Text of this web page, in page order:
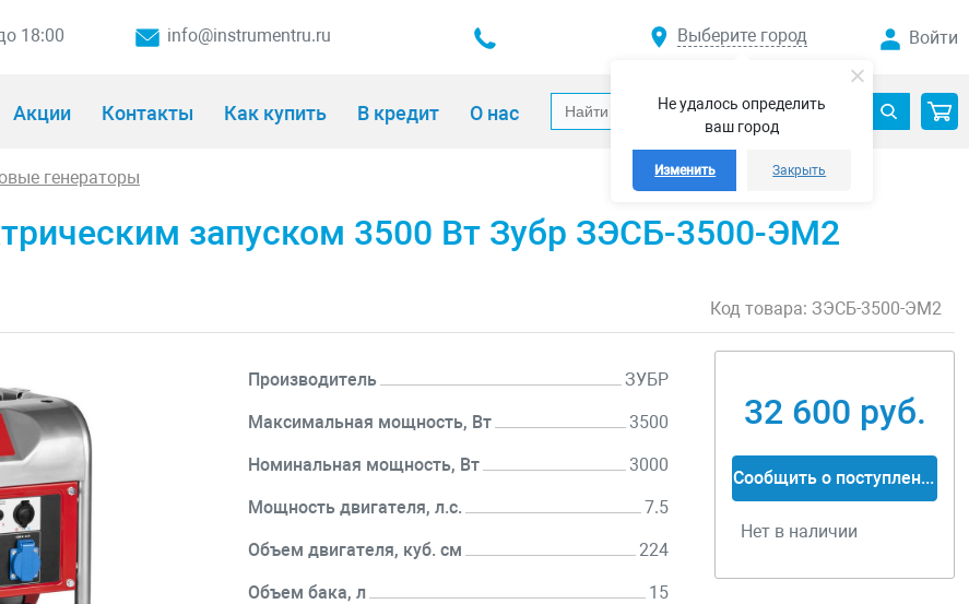
Не удалось определить
ваш город
Изменить Закрыть
18:00 info@instrumentru.ru Выберите город Войти
Акции Контакты Как купить В кредит О нас
генераторы
запуском 3500 Вт Зубр ЗЭСБ-3500-ЭМ2
Код товара: ЗЭСБ-3500-ЭМ2
Производитель ЗУБР
Максимальная мощность, Вт 3500
Номинальная мощность, Вт 3000
Мощность двигателя, л.с. 7.5
Объем двигателя, куб. см 224
Объем бака, л 15
32 600 руб.
Сообщить о поступлении
Нет в наличии